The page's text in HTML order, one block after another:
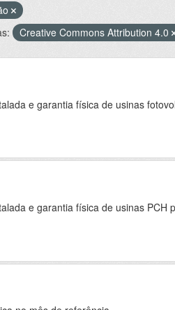
Creative Commons Attribution 4.0
e garantia física de usinas
e garantia física de usinas PCH